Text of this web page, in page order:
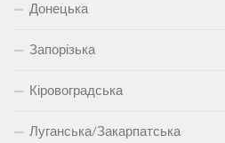
Донецька
Запорізька
Кіровоградська
Луганська/Закарпатська